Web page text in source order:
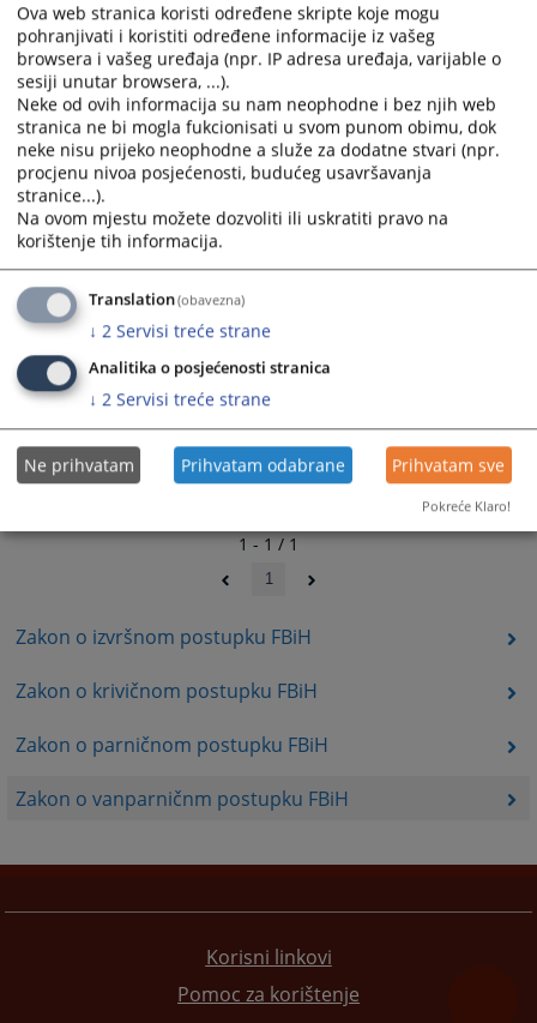
Zakon o izvršnom postupku FBiH
Zakon o krivičnom postupku FBiH
Zakon o parničnom postupku FBiH
Zakon o vanparničnm postupku FBiH
a
date.
Press
the
question
mark
key
to
get
keyboard
shortcuts
for
changing
dates.
a
date.
Press
the
question
mark
key
to
get
shortcuts
for
changing
dates.
1 - 1 / 1
1
Korisni linkovi
Pomoc za korištenje
Ova web stranica koristi određene skripte koje mogu
pohranjivati i koristiti određene informacije iz vašeg
browsera i vašeg uređaja (npr. IP adresa uređaja, varijable o
sesiji unutar browsera, ...).
Neke od ovih informacija su nam neophodne i bez njih web
stranica ne bi mogla fukcionisati u svom punom obimu, dok
neke nisu prijeko neophodne a služe za dodatne stvari (npr.
procjenu nivoa posjećenosti, budućeg usavršavanja
stranice...).
Na ovom mjestu možete dozvoliti ili uskratiti pravo na
korištenje tih informacija.
Translation(obavezna)
↓ 2 Servisi treće strane
Analitika o posjećenosti stranica
↓ 2 Servisi treće strane
Ne prihvatam Prihvatam odabrane Prihvatam sve
Pokreće Klaro!